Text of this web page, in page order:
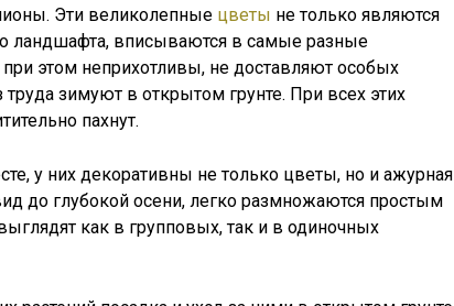
Эти великолепные цветы не только являются
ландшафта, вписываются в самые разные
этом неприхотливы, не доставляют особых
зимуют в открытом грунте. При всех этих
пахнут.
у них декоративны не только цветы, но и ажурная
до глубокой осени, легко размножаются простым
как в групповых, так и в одиночных